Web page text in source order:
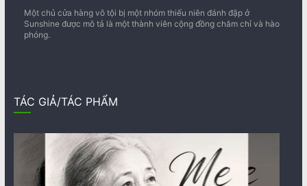
Một chủ cửa hàng vô tội bị một nhóm thiếu niên đánh đập ở
Sunshine được mô tả là một thành viên cộng đồng chăm chỉ và hào
phóng.
TÁC GIẢ/TÁC PHẨM